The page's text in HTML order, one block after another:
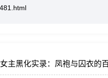
主黑化实录：凤袍与囚衣的